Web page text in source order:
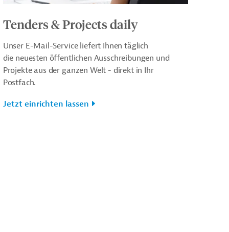
Tenders & Projects daily
Unser E-Mail-Service liefert Ihnen täglich
die neuesten öffentlichen Ausschreibungen und
Projekte aus der ganzen Welt - direkt in Ihr
Postfach.
Jetzt einrichten lassen